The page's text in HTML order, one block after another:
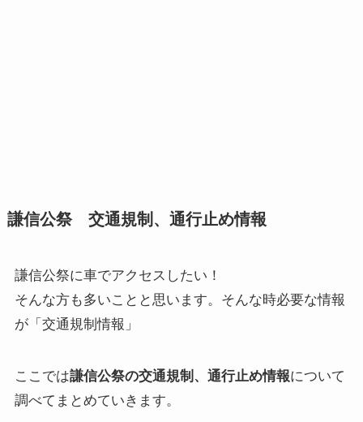
謙信公祭 交通規制、通行止め情報
謙信公祭に車でアクセスしたい！
そんな方も多いことと思います。そんな時必要な情報
が「交通規制情報」
ここでは謙信公祭の交通規制、通行止め情報について
調べてまとめていきます。